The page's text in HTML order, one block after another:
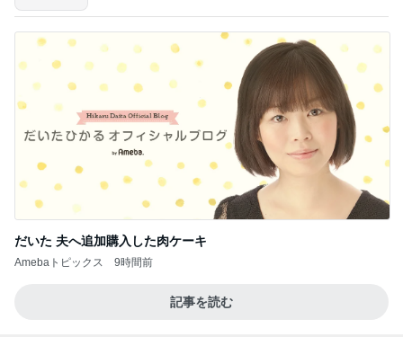
だいた 夫へ追加購入した肉ケーキ
Amebaトピックス 9時間前
記事を読む